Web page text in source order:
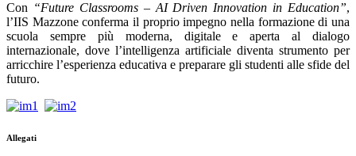
Con “Future Classrooms – AI Driven Innovation in Education”,
l’IIS Mazzone conferma il proprio impegno nella formazione di una
scuola sempre più moderna, digitale e aperta al dialogo
internazionale, dove l’intelligenza artificiale diventa strumento per
arricchire l’esperienza educativa e preparare gli studenti alle sfide del
futuro.
Allegati